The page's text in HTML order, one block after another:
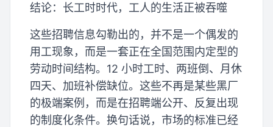
结论：长工时时代，工人的生活正被吞噬
这些招聘信息勾勒出的，并不是一个偶发的
用工现象，而是一套正在全国范围内定型的
劳动时间结构。12 小时工时、两班倒、月休
四天、加班补偿缺位。这些不再是某些黑厂
的极端案例，而是在招聘端公开、反复出现
的制度化条件。换句话说，市场的标准已经